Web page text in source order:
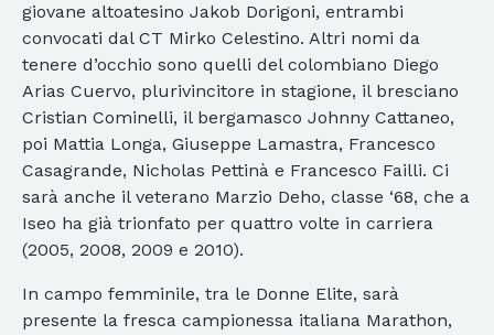
giovane altoatesino Jakob Dorigoni, entrambi
convocati dal CT Mirko Celestino. Altri nomi da
tenere d’occhio sono quelli del colombiano Diego
Arias Cuervo, plurivincitore in stagione, il bresciano
Cristian Cominelli, il bergamasco Johnny Cattaneo,
poi Mattia Longa, Giuseppe Lamastra, Francesco
Casagrande, Nicholas Pettinà e Francesco Failli. Ci
sarà anche il veterano Marzio Deho, classe ‘68, che a
Iseo ha già trionfato per quattro volte in carriera
(2005, 2008, 2009 e 2010).
In campo femminile, tra le Donne Elite, sarà
presente la fresca campionessa italiana Marathon,